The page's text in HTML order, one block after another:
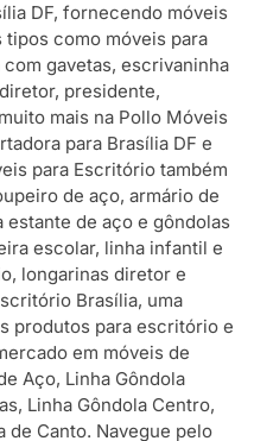
DF, fornecendo móveis
como móveis para
gavetas, escrivaninha
presidente,
mais na Pollo Móveis
para Brasília DF e
para Escritório também
de aço, armário de
de aço e gôndolas
escolar, linha infantil e
longarinas diretor e
Brasília, uma
produtos para escritório e
em móveis de
Aço, Linha Gôndola
Linha Gôndola Centro,
de Canto. Navegue pelo